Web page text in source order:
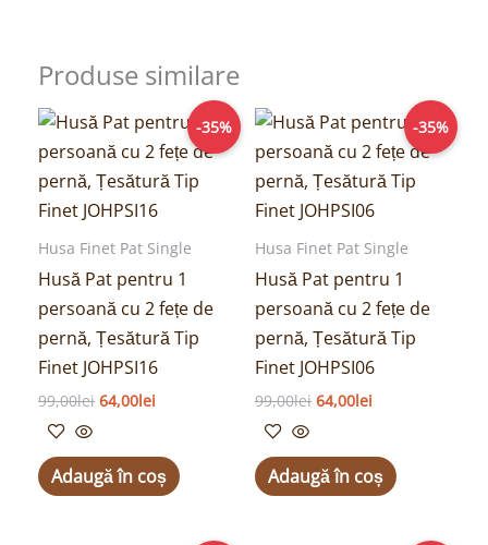
Produse similare
-35%
Husa Finet Pat Single
Husă Pat pentru 1
persoană cu 2 fețe de
pernă, Țesătură Tip
Finet JOHPSI16
99,00lei
Prețul
inițial
a
fost:
99,00lei.
64,00lei
Prețul
curent
este:
64,00lei.
Adaugă în coș
-35%
Husa Finet Pat Single
Husă Pat pentru 1
persoană cu 2 fețe de
pernă, Țesătură Tip
Finet JOHPSI06
99,00lei
Prețul
inițial
a
fost:
99,00lei.
64,00lei
Prețul
curent
este:
64,00lei.
Adaugă în coș